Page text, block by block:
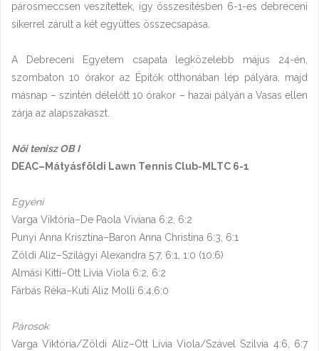
párosmeccsen veszítettek, így összesítésben 6-1-es debreceni
sikerrel zárult a két együttes összecsapása.
A Debreceni Egyetem csapata legközelebb május 24-én,
szombaton 10 órakor az Építők otthonában lép pályára, majd
másnap – szintén délelőtt 10 órakor – hazai pályán a Vasas ellen
zárja az alapszakaszt.
Női tenisz OB I
DEAC–Mátyásföldi Lawn Tennis Club-MLTC 6-1
Egyéni
Varga Viktória–De Paola Viviana 6:2, 6:2
Punyi Anna Krisztina–Baron Anna Christina 6:3, 6:1
Zöldi Aliz–Szilágyi Alexandra 5:7, 6:1, 1:0 (10:6)
Almási Kitti–Ott Lívia Viola 6:2, 6:2
Fárbás Réka–Kuti Aliz Molli 6:4,6:0
Párosok
Varga Viktória/Zöldi Aliz–Ott Lívia Viola/Szável Szilvia 4:6, 6:7